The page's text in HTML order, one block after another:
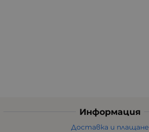
Информация
Доставка и плащане